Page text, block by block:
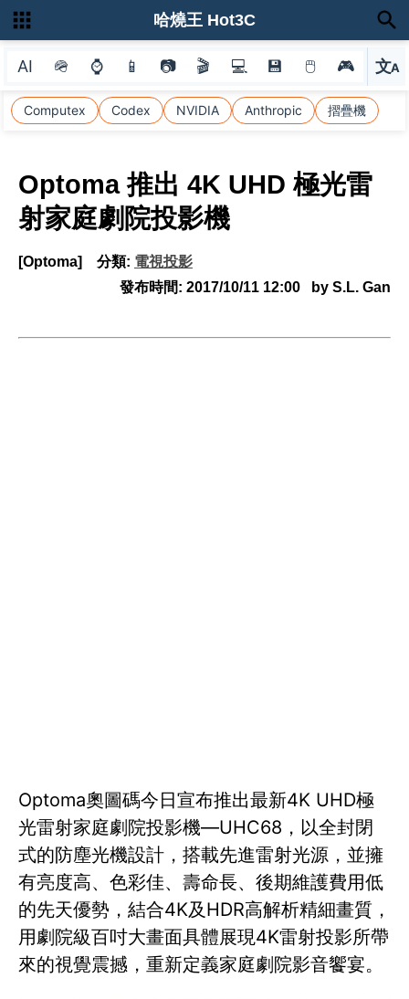
AI 🪖 ⌚ 📱 📷 🎬 💻 💾 🖱 🎮 文A
選
Computex Codex NVIDIA Anthropic 摺疊機
哈燒王 Hot3C
Optoma 推出 4K UHD 極光雷
射家庭劇院投影機
[Optoma] 分類: 電視投影
發布時間: 2017/10/11 12:00 by S.L. Gan
Optoma奧圖碼今日宣布推出最新4K UHD極
光雷射家庭劇院投影機—UHC68，以全封閉
式的防塵光機設計，搭載先進雷射光源，並擁
有亮度高、色彩佳、壽命長、後期維護費用低
的先天優勢，結合4K及HDR高解析精細畫質，
用劇院級百吋大畫面具體展現4K雷射投影所帶
來的視覺震撼，重新定義家庭劇院影音饗宴。